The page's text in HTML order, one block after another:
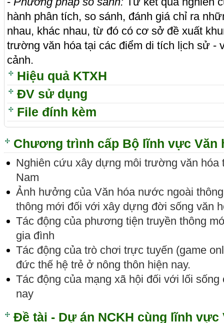
hành phân tích, so sánh, đánh giá chỉ ra
nhau, khác nhau, từ đó có cơ sở đề xuất
trường văn hóa tại các điểm di tích lịch sử -
cảnh.
Hiệu quả KTXH
ĐV sử dụng
File đính kèm
Chương trình cấp Bộ lĩnh vực Văn
Nghiên cứu xây dựng môi trường văn hóa
Nam
Ảnh hưởng của Văn hóa nước ngoài
thông mới đối với xây dựng đời sống văn
Tác động của phương tiện truyền thông
gia đình
Tác động của trò chơi trực tuyến (game
đức thế hệ trẻ ở nông thôn hiện nay.
Tác động của mạng xã hội đối với lối
nay
Đề tài - Dự án NCKH cùng lĩnh vực